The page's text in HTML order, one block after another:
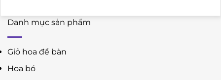
Danh mục sản phẩm
Giỏ hoa để bàn
Hoa bó